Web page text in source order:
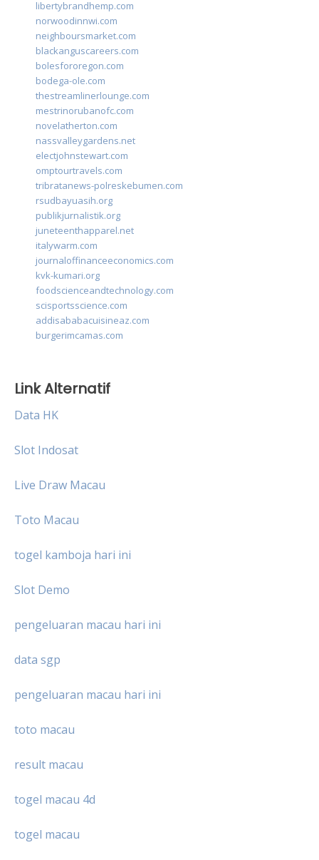
libertybrandhemp.com
norwoodinnwi.com
neighboursmarket.com
blackanguscareers.com
bolesfororegon.com
bodega-ole.com
thestreamlinerlounge.com
mestrinorubanofc.com
novelatherton.com
nassvalleygardens.net
electjohnstewart.com
omptourtravels.com
tribratanews-polreskebumen.com
rsudbayuasih.org
publikjurnalistik.org
juneteenthapparel.net
italywarm.com
journaloffinanceeconomics.com
kvk-kumari.org
foodscienceandtechnology.com
scisportsscience.com
addisababacuisineaz.com
burgerimcamas.com
Link Alternatif
Data HK
Slot Indosat
Live Draw Macau
Toto Macau
togel kamboja hari ini
Slot Demo
pengeluaran macau hari ini
data sgp
pengeluaran macau hari ini
toto macau
result macau
togel macau 4d
togel macau